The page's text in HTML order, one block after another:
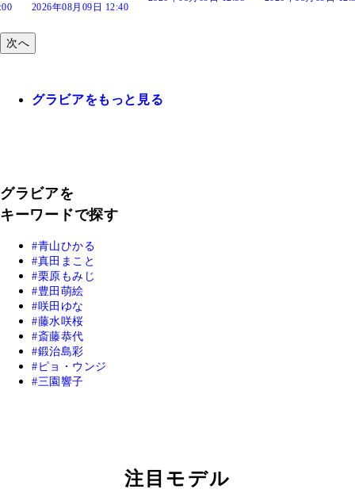
次へ
グラビアをもっと見る
グラビアを
キーワードで探す
青山ひかる
真田まこと
栗原もみじ
豊田萌絵
咲田ゆな
藤水咲桜
斎藤恭代
鍛治島彩
ピョ・ウンジ
三園響子
注目モデル